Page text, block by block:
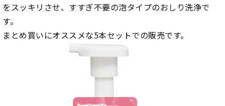
をスッキリさせ、すすぎ不要の泡タイプのおしり洗浄で
す。
まとめ買いにオススメな5本セットでの販売です。